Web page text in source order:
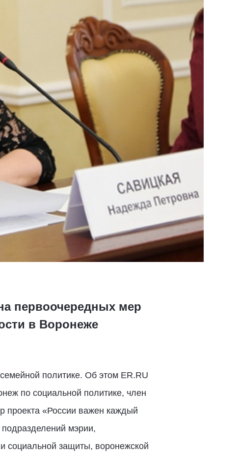
первоочередных мер
в Воронеже
политике. Об этом ER.RU
по социальной политике, член
проекта «России важен каждый
мэрии,
социальной защиты, воронежской